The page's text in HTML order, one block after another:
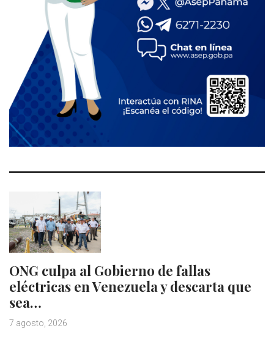
ONG culpa al Gobierno de fallas
eléctricas en Venezuela y descarta que
sea…
7 agosto, 2026